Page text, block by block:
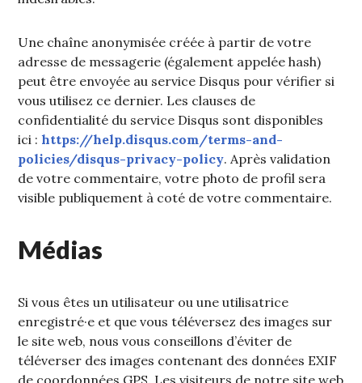
Une chaîne anonymisée créée à partir de votre
adresse de messagerie (également appelée hash)
peut être envoyée au service Disqus pour vérifier si
vous utilisez ce dernier. Les clauses de
confidentialité du service Disqus sont disponibles
ici :https://help.disqus.com/terms-and-
policies/disqus-privacy-policy. Après validation
de votre commentaire, votre photo de profil sera
visible publiquement à coté de votre commentaire.
Médias
Si vous êtes un utilisateur ou une utilisatrice
enregistré·e et que vous téléversez des images sur
le site web, nous vous conseillons d’éviter de
téléverser des images contenant des données EXIF
de coordonnées GPS. Les visiteurs de notre site web